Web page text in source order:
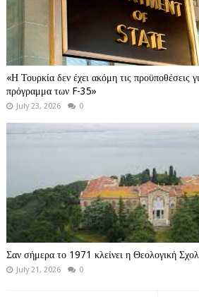
«Η Τουρκία δεν έχει ακόμη τις προϋποθέσεις
πρόγραμμα των F-35»
July 23, 2026 0
Σαν σήμερα το 1971 κλείνει η Θεολογική
July 21, 2026 0